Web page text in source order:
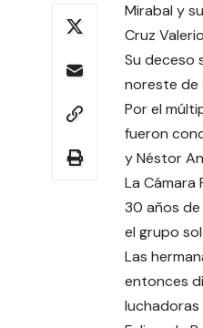
Mirabal y
Cruz
Su deceso
noreste de
Por el
fueron
y Néstor
La Cámara
30 años de
el grupo
Las
entonces
luchadoras